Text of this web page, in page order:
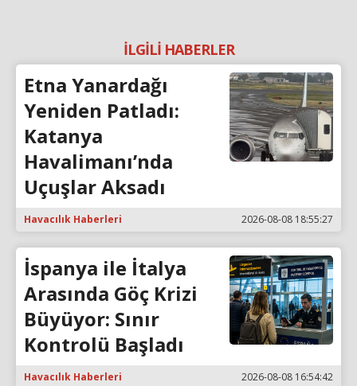
İLGİLİ HABERLER
Etna Yanardağı
Yeniden Patladı:
Katanya
Havalimanı’nda
Uçuşlar Aksadı
Havacılık Haberleri 2026-08-08 18:55:27
İspanya ile İtalya
Arasında Göç Krizi
Büyüyor: Sınır
Kontrolü Başladı
Havacılık Haberleri 2026-08-08 16:54:42